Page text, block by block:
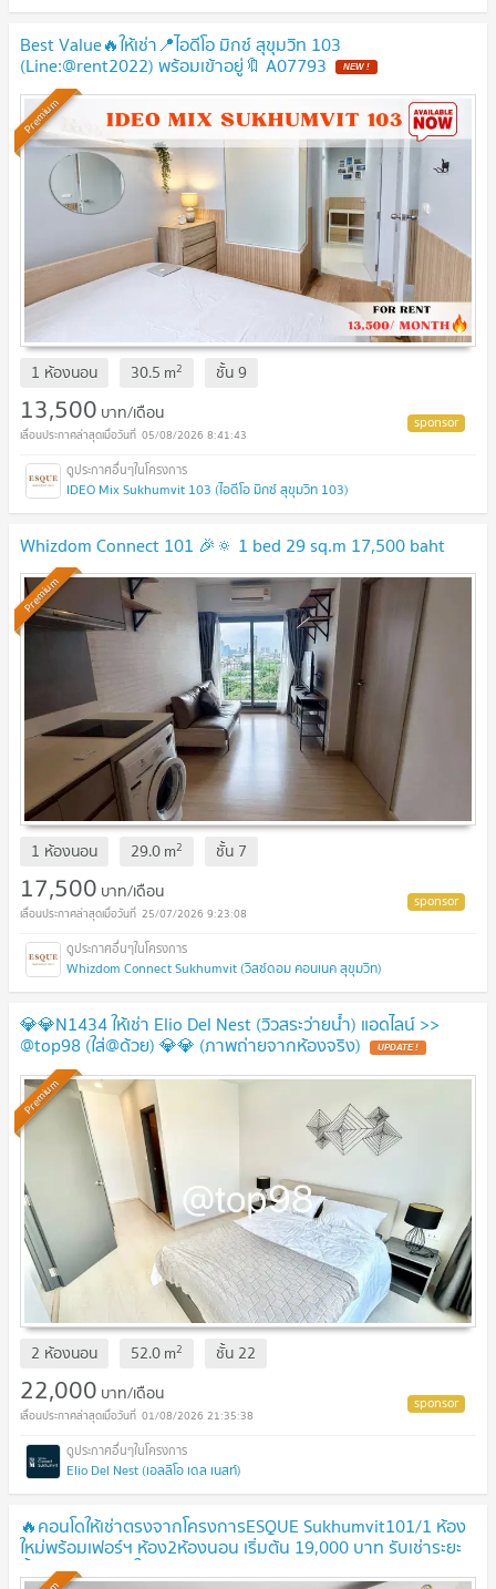
Best Value🔥ให้เช่า📍ไอดีโอ มิกซ์ สุขุมวิท 103
(Line:@rent2022) พร้อมเข้าอยู่🔖 A07793
Premium
1 ห้องนอน 30.5 m2 ชั้น9
13,500 บาท/เดือน
05/08/2026 8:41:43
IDEO Mix Sukhumvit 103 (ไอดีโอ มิกซ์ สุขุมวิท 103)
Whizdom Connect 101 🎉🔅 1 bed 29 sq.m 17,500 baht
Premium
1 ห้องนอน 29.0m2 ชั้น 7
17,500 บาท/เดือน
25/07/2026 9:23:08
Whizdom Connect Sukhumvit (วิสซ์ดอม คอนเนค สุขุมวิท)
💎💎N1434 ให้เช่า Elio Del Nest (วิวสระว่ายน้ำ) แอดไลน์ >>
@top98 (ใส่@ด้วย) 💎💎 (ภาพถ่ายจากห้องจริง)
Premium
2 ห้องนอน 52.0m2 ชั้น 22
22,000 บาท/เดือน
01/08/2026 21:35:38
Elio Del Nest (เอลลิโอ เดล เนสท์)
🔥คอนโดให้เช่าตรงจากโครงการESQUE Sukhumvit101/1 ห้อง
ใหม่พร้อมเฟอร์ฯ ห้อง2ห้องนอน เริ่มต้น 19,000 บาท รับเช่าระยะ
สั้น พร้อมเข้าอยู่ ใกล้BTSปุณณวิถี